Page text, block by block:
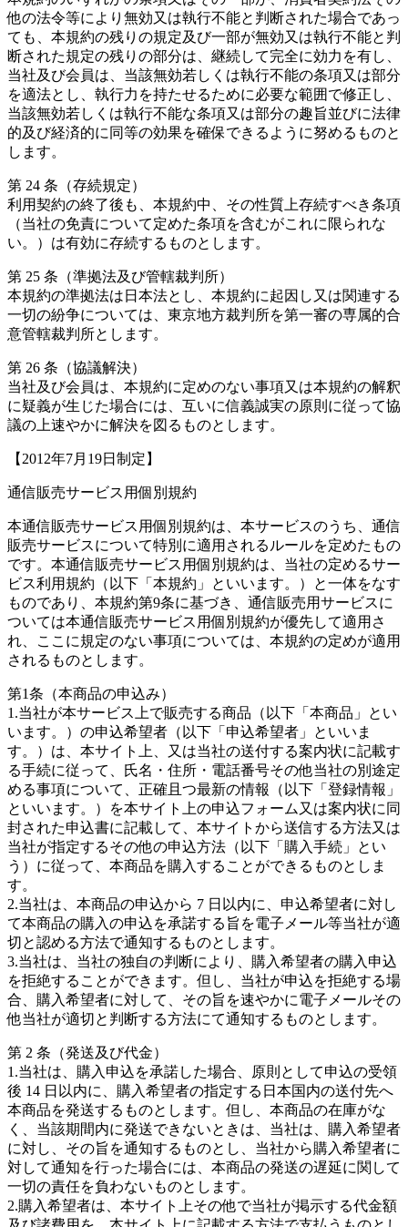
他の法令等により無効又は執行不能と判断された場合であっ
ても、本規約の残りの規定及び一部が無効又は執行不能と判
断された規定の残りの部分は、継続して完全に効力を有し、
当社及び会員は、当該無効若しくは執行不能の条項又は部分
を適法とし、執行力を持たせるために必要な範囲で修正し、
当該無効若しくは執行不能な条項又は部分の趣旨並びに法律
的及び経済的に同等の効果を確保できるように努めるものと
します。
第 24 条（存続規定）
利用契約の終了後も、本規約中、その性質上存続すべき条項
（当社の免責について定めた条項を含むがこれに限られな
い。）は有効に存続するものとします。
第 25 条（準拠法及び管轄裁判所）
本規約の準拠法は日本法とし、本規約に起因し又は関連する
一切の紛争については、東京地方裁判所を第一審の専属的合
意管轄裁判所とします。
第 26 条（協議解決）
当社及び会員は、本規約に定めのない事項又は本規約の解釈
に疑義が生じた場合には、互いに信義誠実の原則に従って協
議の上速やかに解決を図るものとします。
【2012年7月19日制定】
通信販売サービス用個別規約
本通信販売サービス用個別規約は、本サービスのうち、通信
販売サービスについて特別に適用されるルールを定めたもの
です。本通信販売サービス用個別規約は、当社の定めるサー
ビス利用規約（以下「本規約」といいます。）と一体をなす
ものであり、本規約第9条に基づき、通信販売用サービスに
ついては本通信販売サービス用個別規約が優先して適用さ
れ、ここに規定のない事項については、本規約の定めが適用
されるものとします。
第1条（本商品の申込み）
1.当社が本サービス上で販売する商品（以下「本商品」とい
います。）の申込希望者（以下「申込希望者」といいま
す。）は、本サイト上、又は当社の送付する案内状に記載す
る手続に従って、氏名・住所・電話番号その他当社の別途定
める事項について、正確且つ最新の情報（以下「登録情報」
といいます。）を本サイト上の申込フォーム又は案内状に同
封された申込書に記載して、本サイトから送信する方法又は
当社が指定するその他の申込方法（以下「購入手続」とい
う）に従って、本商品を購入することができるものとしま
す。
2.当社は、本商品の申込から 7 日以内に、申込希望者に対し
て本商品の購入の申込を承諾する旨を電子メール等当社が適
切と認める方法で通知するものとします。
3.当社は、当社の独自の判断により、購入希望者の購入申込
を拒絶することができます。但し、当社が申込を拒絶する場
合、購入希望者に対して、その旨を速やかに電子メールその
他当社が適切と判断する方法にて通知するものとします。
第 2 条（発送及び代金）
1.当社は、購入申込を承諾した場合、原則として申込の受領
後 14 日以内に、購入希望者の指定する日本国内の送付先へ
本商品を発送するものとします。但し、本商品の在庫がな
く、当該期間内に発送できないときは、当社は、購入希望者
に対し、その旨を通知するものとし、当社から購入希望者に
対して通知を行った場合には、本商品の発送の遅延に関して
一切の責任を負わないものとします。
2.購入希望者は、本サイト上その他で当社が掲示する代金額